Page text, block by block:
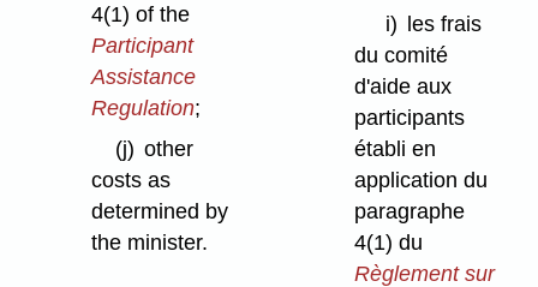
4(1) of the
Participant
Assistance
Regulation;
(j) other
costs as
determined by
the minister.
i) les frais
du comité
d'aide aux
participants
établi en
application du
paragraphe
4(1) du
Règlement sur